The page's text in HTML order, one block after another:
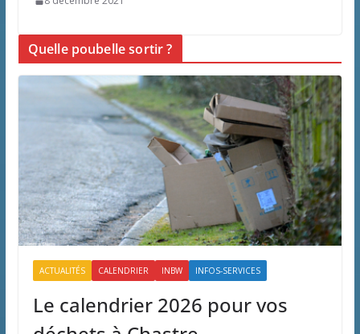
Quelle poubelle sortir ?
ACTUALITÉS CALENDRIER INBW INFOS-SERVICES
Le calendrier 2026 pour vos